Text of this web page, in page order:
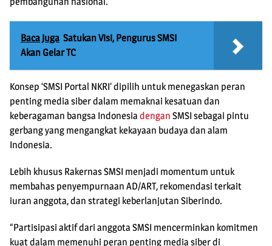
Baca Juga Satukan Visi, Pengurus SMSI
Akan Gelar TC
Konsep ‘SMSI Portal NKRI’ dipilih untuk menegaskan peran
penting media siber dalam memaknai kesatuan dan
keberagaman bangsa Indonesia dengan SMSI sebagai pintu
gerbang yang mengangkat kekayaan budaya dan alam
Indonesia.
Lebih khusus Rakernas SMSI menjadi momentum untuk
membahas penyempurnaan AD/ART, rekomendasi terkait
iuran anggota, dan strategi keberlanjutan Siberindo.
“Partisipasi aktif dari anggota SMSI mencerminkan komitmen
kuat dalam memenuhi peran penting media siber di